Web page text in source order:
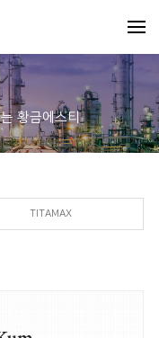
황금에스티
TITAMAX